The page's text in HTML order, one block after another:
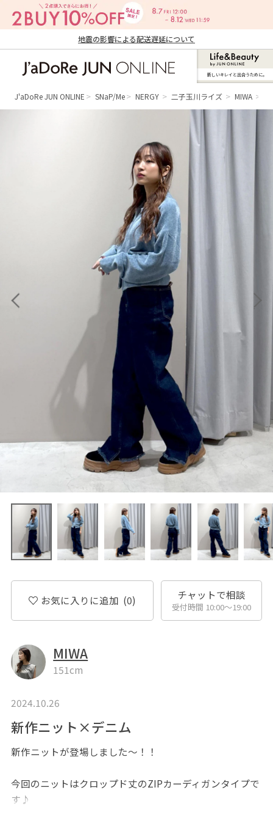
地震の影響による配送遅延について
ン オンライン）
新しいキレイと出合うために。
J'aDoRe JUN ONLINE SNaP/Me NERGY 二子玉川ライズ MIWA
お気に入りに追加 (0) チャットで相談
受付時間 10:00〜19:00
MIWA
151cm
2024.10.26
新作ニット×デニム
新作ニットが登場しました〜！！
今回のニットはクロップド丈のZIPカーディガンタイプで
す♪